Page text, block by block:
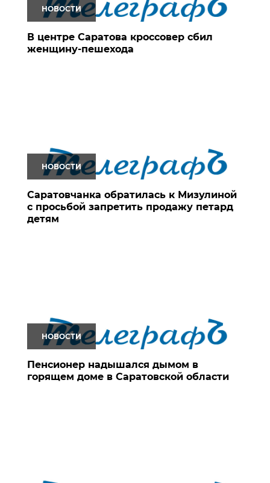
НОВОСТИ
В центре Саратова кроссовер сбил
женщину-пешехода
НОВОСТИ
Саратовчанка обратилась к Мизулиной
с просьбой запретить продажу петард
детям
НОВОСТИ
Пенсионер надышался дымом в
горящем доме в Саратовской области